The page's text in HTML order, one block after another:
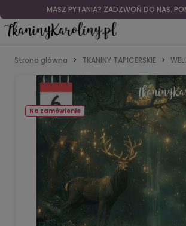
MASZ PYTANIA? ZADZWOŃ DO NAS.
Strona główna TKANINY TAPICERSKIE
Na zamówienie